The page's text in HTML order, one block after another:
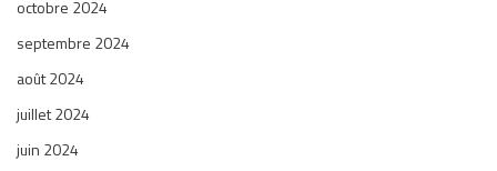
octobre 2024
septembre 2024
août 2024
juillet 2024
juin 2024